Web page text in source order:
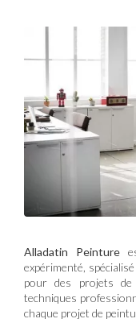
Alladatin Peinture
expérimenté,
pour des projets
techniques
chaque projet de